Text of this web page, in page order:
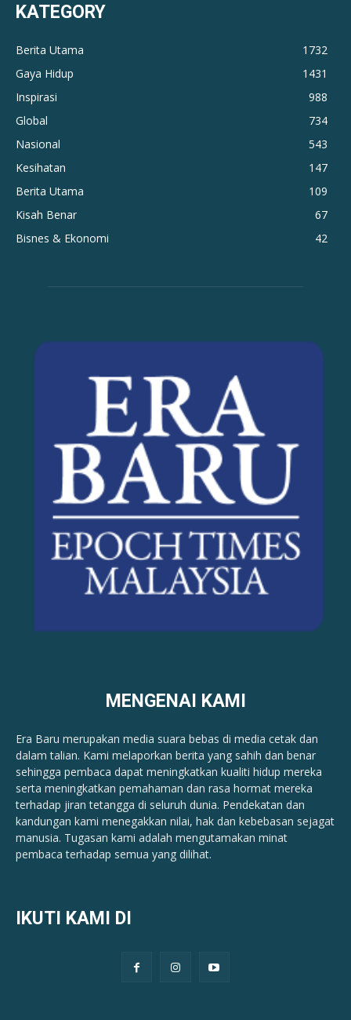
KATEGORY
Berita Utama
1732
Gaya Hidup
1431
Inspirasi
988
Global
734
Nasional
543
Kesihatan
147
Berita Utama
109
Kisah Benar
67
Bisnes & Ekonomi
42
MENGENAI KAMI
Era Baru merupakan media suara bebas di media cetak dan
dalam talian. Kami melaporkan berita yang sahih dan benar ​​
sehingga pembaca dapat meningkatkan kualiti hidup mereka
serta meningkatkan pemahaman dan rasa hormat mereka
terhadap jiran tetangga di seluruh dunia. Pendekatan dan
kandungan kami menegakkan nilai, hak dan kebebasan sejagat
manusia. Tugasan kami adalah mengutamakan minat
pembaca terhadap semua yang dilihat.
IKUTI KAMI DI